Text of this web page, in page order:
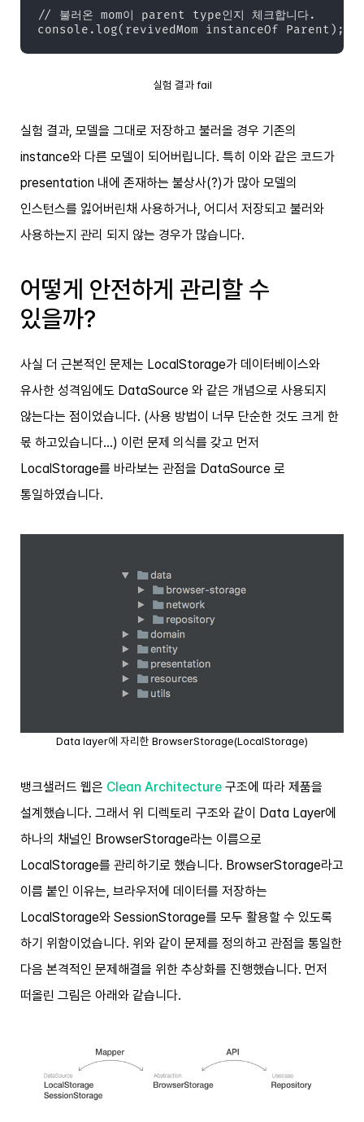
// 불러온 mom이 parent type인지 체크합니다.
console.log(revivedMom instanceOf Parent);
실험 결과 fail
실험 결과, 모델을 그대로 저장하고 불러올 경우 기존의
instance와 다른 모델이 되어버립니다. 특히 이와 같은 코드가
presentation 내에 존재하는 불상사(?)가 많아 모델의
인스턴스를 잃어버린채 사용하거나, 어디서 저장되고 불러와
사용하는지 관리 되지 않는 경우가 많습니다.
어떻게 안전하게 관리할 수
있을까?
사실 더 근본적인 문제는 LocalStorage가 데이터베이스와
유사한 성격임에도 DataSource 와 같은 개념으로 사용되지
않는다는 점이었습니다. (사용 방법이 너무 단순한 것도 크게 한
몫 하고있습니다…) 이런 문제 의식를 갖고 먼저
LocalStorage를 바라보는 관점을 DataSource 로
통일하였습니다.
Data layer에 자리한 BrowserStorage(LocalStorage)
뱅크샐러드 웹은 Clean Architecture 구조에 따라 제품을
설계했습니다. 그래서 위 디렉토리 구조와 같이 Data Layer에
하나의 채널인 BrowserStorage라는 이름으로
LocalStorage를 관리하기로 했습니다. BrowserStorage라고
이름 붙인 이유는, 브라우저에 데이터를 저장하는
LocalStorage와 SessionStorage를 모두 활용할 수 있도록
하기 위함이었습니다. 위와 같이 문제를 정의하고 관점을 통일한
다음 본격적인 문제해결을 위한 추상화를 진행했습니다. 먼저
떠올린 그림은 아래와 같습니다.